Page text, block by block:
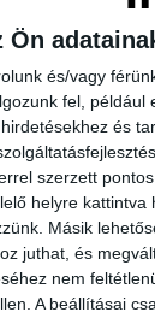
Ön
és/vagy
fel,
és
szerzett
helyre
Másik
juthat, és
nem
A beállításai
nézhetjük
16-án
eseményére
A Los
is